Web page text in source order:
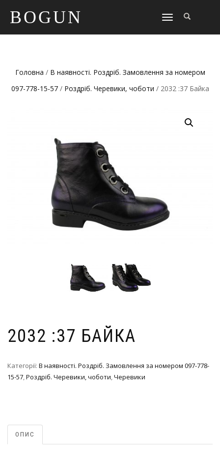
BOGUN
TOGGLE
Головна / В наявності. Роздріб. Замовлення за номером
097-778-15-57/ Роздріб. Черевики, чоботи / 2032 :37 Байка
2032 :37 БАЙКА
Категорії: В наявності. Роздріб. Замовлення за номером 097-778-
15-57,Роздріб. Черевики, чоботи,Черевики
ОПИС